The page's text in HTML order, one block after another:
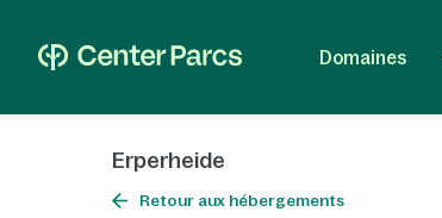
Domaines
Erperheide
Retour aux hébergements